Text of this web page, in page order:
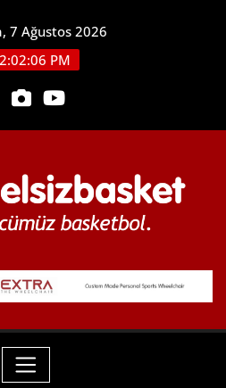
7 Ağustos 2026
2:02:07 PM